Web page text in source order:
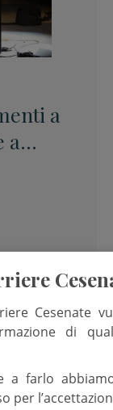
a
a
Cesenate
di
a farlo
per